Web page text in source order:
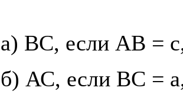
а) ВС, если АВ =
б) АС, если ВС =